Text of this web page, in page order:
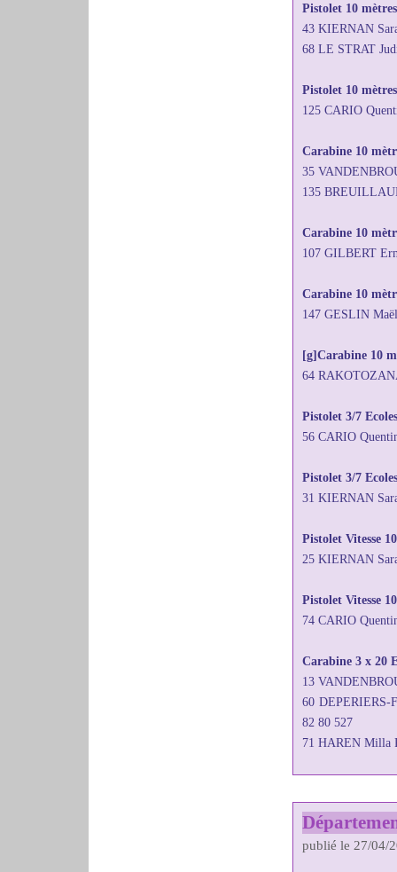
Pistolet 10
43 KIERNAN
68 LE STRAT
Pistolet 10
125 CARIO
Carabine 10
35
135
Carabine 10
107 GILBERT
Carabine 10
147 GESLIN
[g]Carabine 10
64
Pistolet 3/7
56 CARIO
Pistolet 3/7
31 KIERNAN
Pistolet Vitesse
25 KIERNAN
Pistolet Vitesse
74 CARIO
Carabine 3 x 20
13
60 DEPERIERS-
82 80 527
71 HAREN Milla
publié le 27/04/